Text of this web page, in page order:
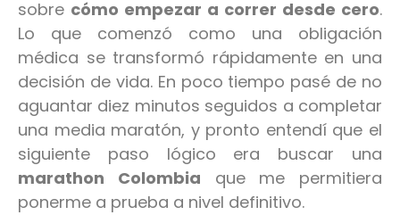
sobre cómo empezar a correr desde cero.
Lo que comenzó como una obligación
médica se transformó rápidamente en una
decisión de vida. En poco tiempo pasé de no
aguantar diez minutos seguidos a completar
una media maratón, y pronto entendí que el
siguiente paso lógico era buscar una
marathon Colombia que me permitiera
ponerme a prueba a nivel definitivo.